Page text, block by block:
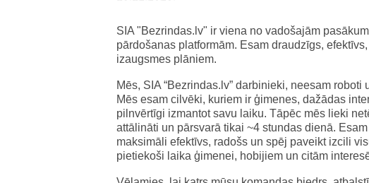
SIA "Bezrindas.lv" ir viena no vadošajām
pārdošanas platformām. Esam draudzīgs,
izaugsmes plāniem.
Mēs, SIA “Bezrindas.lv” darbinieki, neesam
Mēs esam cilvēki, kuriem ir ģimenes, dažādas
pilnvērtīgi izmantot savu laiku. Tāpēc mēs lieki
attālināti un pārsvarā tikai ~4 stundas dienā.
maksimāli efektīvs, radošs un spēj paveikt izcili
pietiekoši laika ģimenei, hobijiem un citām